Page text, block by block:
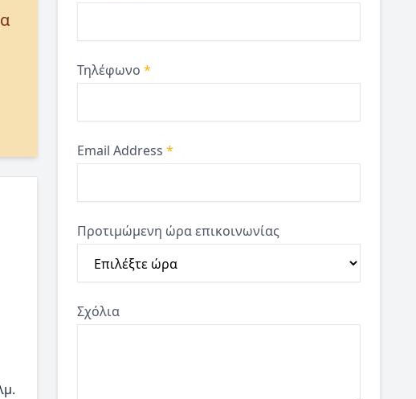
Τηλέφωνο*
Email Address*
Προτιμώμενη ώρα επικοινωνίας
Σχόλια